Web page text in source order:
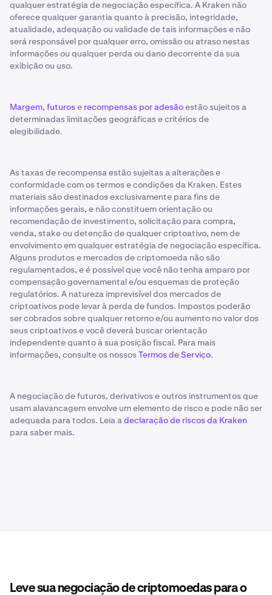
qualquer estratégia de negociação específica. A Kraken não
oferece qualquer garantia quanto à precisão, integridade,
atualidade, adequação ou validade de tais informações e não
será responsável por qualquer erro, omissão ou atraso nestas
informações ou qualquer perda ou dano decorrente da sua
exibição ou uso.
Margem, futurose recompensas por adesãoestão sujeitos a
determinadas limitações geográficas e critérios de
elegibilidade.
As taxas de recompensa estão sujeitas a alterações e
conformidade com os termos e condições da Kraken. Estes
materiais são destinados exclusivamente para fins de
informações gerais, e não constituem orientação ou
recomendação de investimento, solicitação para compra,
venda, stake ou detenção de qualquer criptoativo, nem de
envolvimento em qualquer estratégia de negociação específica.
Alguns produtos e mercados de criptomoeda não são
regulamentados, e é possível que você não tenha amparo por
compensação governamental e/ou esquemas de proteção
regulatórios. A natureza imprevisível dos mercados de
criptoativos pode levar à perda de fundos. Impostos poderão
ser cobrados sobre qualquer retorno e/ou aumento no valor dos
seus criptoativos e você deverá buscar orientação
independente quanto à sua posição fiscal. Para mais
informações, consulte os nossosTermos de Serviço.
A negociação de futuros, derivativos e outros instrumentos que
usam alavancagem envolve um elemento de risco e pode não ser
adequada para todos. Leia adeclaração de riscos da Kraken
para saber mais.
Leve sua negociação de criptomoedas para o